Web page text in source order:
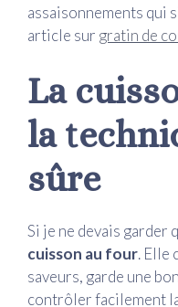
assaisonnements qui
article sur gratin de
La
la
sûre
Si je ne devais garder
cuisson au four. Elle
saveurs, garde une
contrôler facilement